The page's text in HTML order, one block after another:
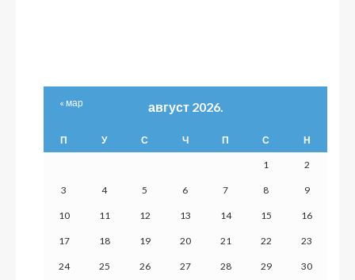
август 2026.
П У С Ч П С Н
1 2
3 4 5 6 7 8 9
10 11 12 13 14 15 16
17 18 19 20 21 22 23
24 25 26 27 28 29 30
« мар